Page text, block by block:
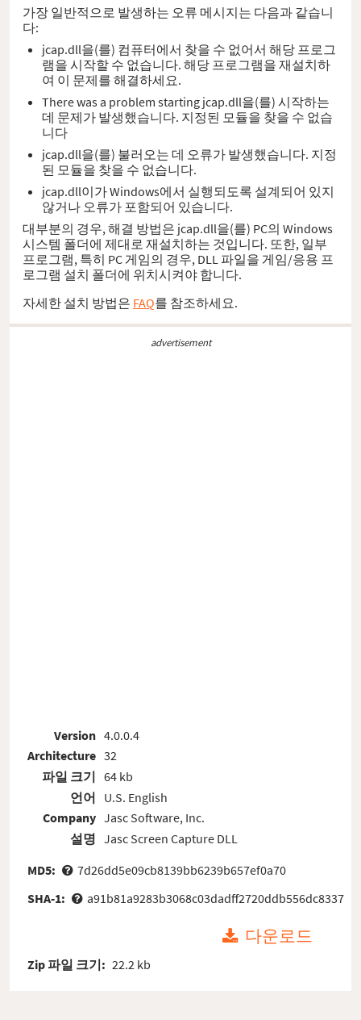
가장 일반적으로 발생하는 오류 메시지는 다음과 같습니
다:
jcap.dll을(를) 컴퓨터에서 찾을 수 없어서 해당 프로그
램을 시작할 수 없습니다. 해당 프로그램을 재설치하
여 이 문제를 해결하세요.
There was a problem starting jcap.dll을(를) 시작하는
데 문제가 발생했습니다. 지정된 모듈을 찾을 수 없습
니다
jcap.dll을(를) 불러오는 데 오류가 발생했습니다. 지정
된 모듈을 찾을 수 없습니다.
jcap.dll이가 Windows에서 실행되도록 설계되어 있지
않거나 오류가 포함되어 있습니다.
대부분의 경우, 해결 방법은 jcap.dll을(를) PC의 Windows
시스템 폴더에 제대로 재설치하는 것입니다. 또한, 일부
프로그램, 특히 PC 게임의 경우, DLL 파일을 게임/응용 프
로그램 설치 폴더에 위치시켜야 합니다.
자세한 설치 방법은 FAQ를 참조하세요.
advertisement
Version
Architecture
파일 크기
언어
Company
설명
4.0.0.4
32
64 kb
U.S. English
Jasc Software, Inc.
Jasc Screen Capture DLL
MD5:
7d26dd5e09cb8139bb6239b657ef0a70
SHA-1:
a91b81a9283b3068c03dadff2720ddb556dc8337
다운로드
Zip 파일 크기: 22.2 kb